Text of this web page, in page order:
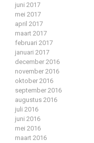
juni 2017
mei 2017
april 2017
maart 2017
februari 2017
januari 2017
december 2016
november 2016
oktober 2016
september 2016
augustus 2016
juli 2016
juni 2016
mei 2016
maart 2016